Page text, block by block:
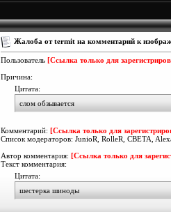
Жалоба от termit на комментарий к
Пользователь [Ссылка только для
Причина:
Цитата:
слом обзывается
Комментарий: [Ссылка только для
Список модераторов: JunioR, RolleR, CBETA,
Автор комментария: [Ссылка только для
Текст комментария:
Цитата:
шестерка шиноды